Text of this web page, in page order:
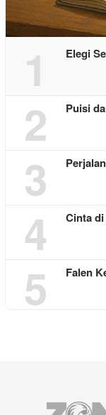
1 Elegi
2 Puisi
3
4 Cinta
5 Falen